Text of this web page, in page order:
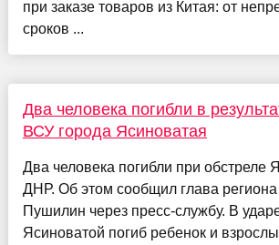
при заказе товаров из Китая: от
сроков ...
Два человека погибли в
ВСУ города Ясиноватая
Два человека погибли при обстреле
ДНР. Об этом сообщил глава
Пушилин через пресс-службу. В
Ясиноватой погиб ребенок и